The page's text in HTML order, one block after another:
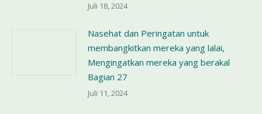
Juli 18, 2024
Nasehat dan Peringatan untuk
membangkitkan mereka yang lalai,
Mengingatkan mereka yang berakal
Bagian 27
Juli 11, 2024